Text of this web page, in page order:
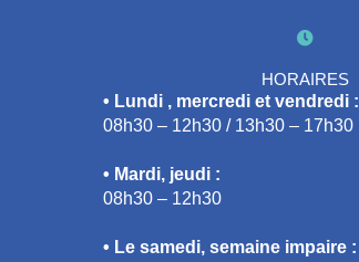
HORAIRES
• Lundi , mercredi et vendredi :
08h30 – 12h30 / 13h30 – 17h30
• Mardi, jeudi :
08h30 – 12h30
• Le samedi, semaine impaire :